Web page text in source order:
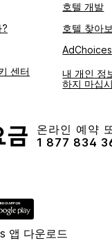
호텔 개발
호텔 찾아
AdChoices
센터
내 개인 정
하지 마십
온라인 예약
1 877 834
앱 다운로드